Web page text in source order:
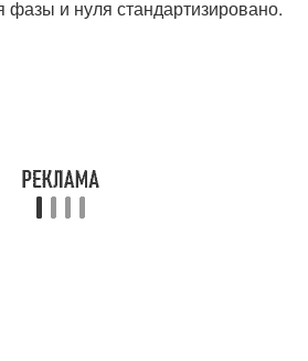
фазы и нуля стандартизировано.